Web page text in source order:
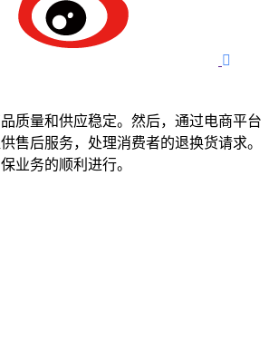

质量和供应稳定。然后，通过电商平台
售后服务，处理消费者的退换货请求。
业务的顺利进行。